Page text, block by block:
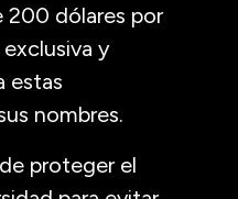
dólares por
y
estas
nombres.
proteger el